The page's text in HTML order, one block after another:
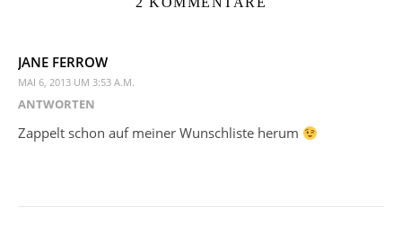
JANE FERROW
MAI 6, 2013 UM 3:53 A.M.
ANTWORTEN
Zappelt schon auf meiner Wunschliste herum